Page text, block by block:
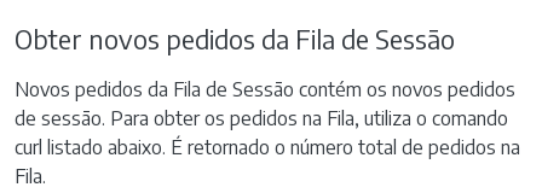
Obter novos pedidos da Fila de Sessão
Novos pedidos da Fila de Sessão contém os novos pedidos
de sessão. Para obter os pedidos na Fila, utiliza o comando
curl listado abaixo. É retornado o número total de pedidos na
Fila.